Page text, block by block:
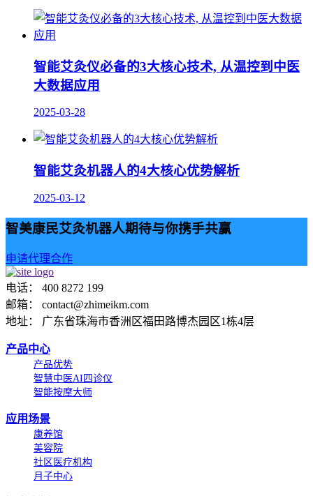
智能艾灸仪必备的3大核心技术, 从温控到中医
大数据应用
2025-03-28
智能艾灸机器人的4大核心优势解析
2025-03-12
智美康民艾灸机器人期待与你携手共赢
申请代理合作
电话： 400 8272 199
邮箱： contact@zhimeikm.com
地址： 广东省珠海市香洲区福田路博杰园区1栋4层
产品中心
产品优势
智慧中医AI四诊仪
智能按摩大师
应用场景
康养馆
美容院
社区医疗机构
月子中心